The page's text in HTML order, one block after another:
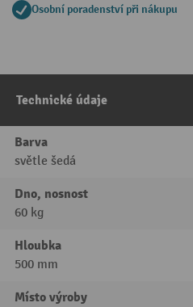
Osobní poradenství při nákupu
Technické údaje
Barva
světle šedá
Dno, nosnost
60 kg
Hloubka
500 mm
Místo výroby